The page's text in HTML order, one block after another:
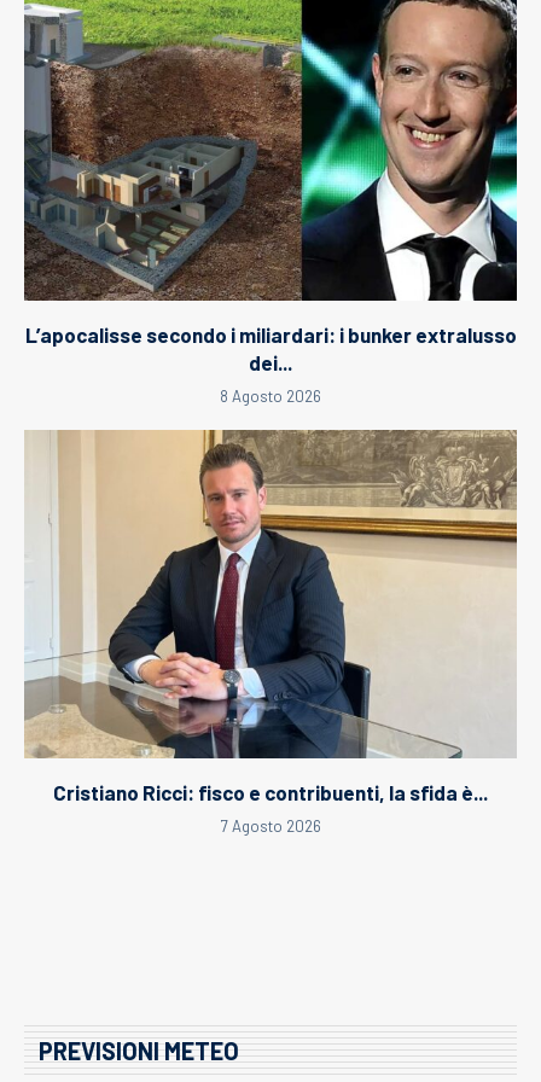
L’apocalisse secondo i miliardari: i bunker extralusso
dei...
8 Agosto 2026
Cristiano Ricci: fisco e contribuenti, la sfida è...
7 Agosto 2026
PREVISIONI METEO